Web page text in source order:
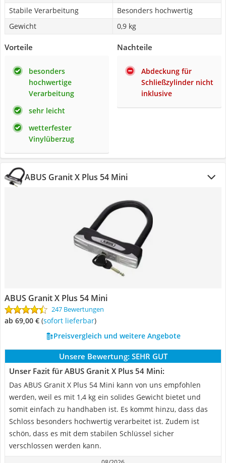
Stabile Verarbeitung
Besonders hochwertig
Gewicht
0,9 kg
Vorteile
besonders
hochwertige
Verarbeitung
sehr leicht
wetterfester
Vinylüberzug
Nachteile
Abdeckung für
Schließzylinder nicht
inklusive
ABUS Granit X Plus 54 Mini
ABUS Granit X Plus 54 Mini
247 Bewertungen
ab 69,00 € ( Sofort lieferbar)
Preisvergleich und weitere Angebote
Unsere Bewertung: SEHR GUT
Unser Fazit für ABUS Granit X Plus 54 Mini:
Das ABUS Granit X Plus 54 Mini kann von uns empfohlen
werden, weil es mit 1,4 kg ein solides Gewicht bietet und
somit einfach zu handhaben ist. Es kommt hinzu, dass das
Schloss besonders hochwertig verarbeitet ist. Zudem ist
schön, dass es mit dem stabilen Schlüssel sicher
verschlossen werden kann.